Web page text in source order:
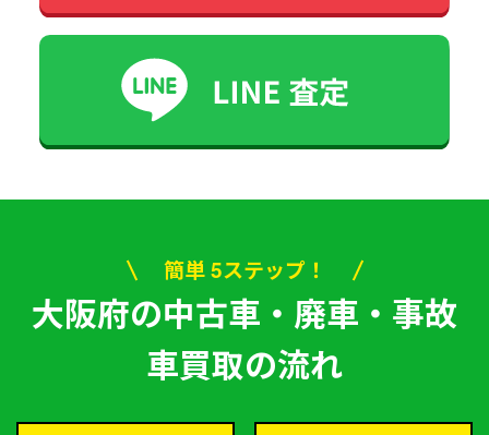
簡単 5ステップ！
大阪府の中古車・廃車・事故
車買取の流れ